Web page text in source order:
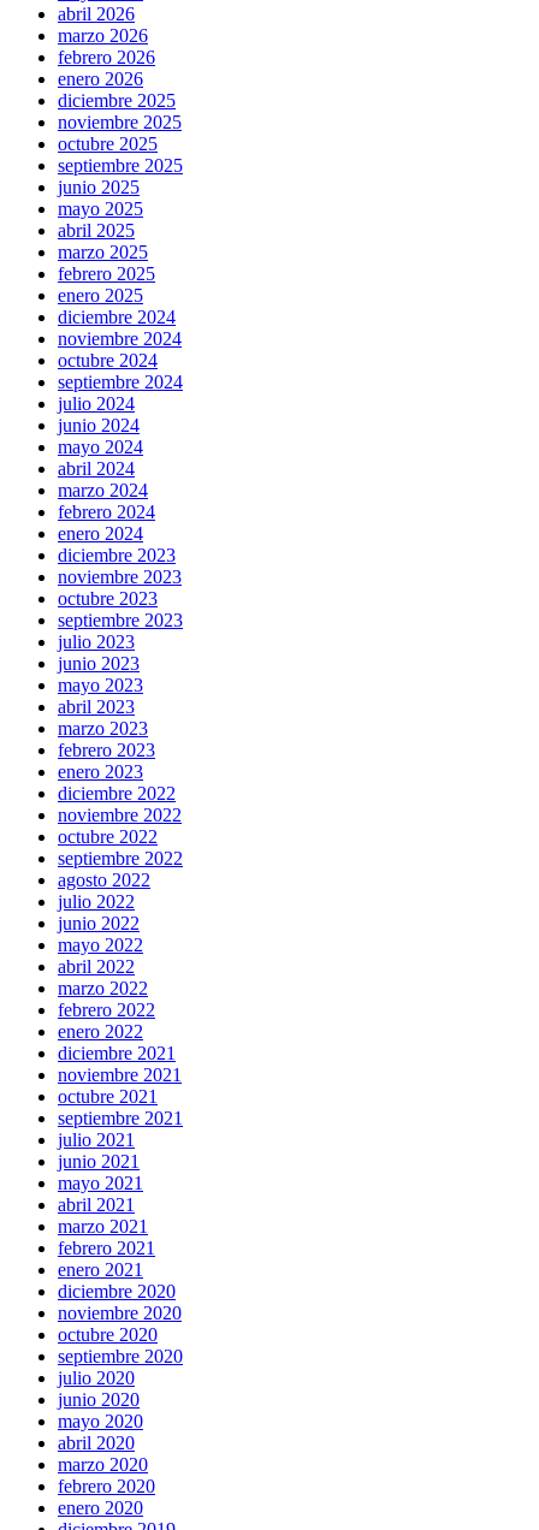
abril 2026
marzo 2026
febrero 2026
enero 2026
diciembre 2025
noviembre 2025
octubre 2025
septiembre 2025
junio 2025
mayo 2025
abril 2025
marzo 2025
febrero 2025
enero 2025
diciembre 2024
noviembre 2024
octubre 2024
septiembre 2024
julio 2024
junio 2024
mayo 2024
abril 2024
marzo 2024
febrero 2024
enero 2024
diciembre 2023
noviembre 2023
octubre 2023
septiembre 2023
julio 2023
junio 2023
mayo 2023
abril 2023
marzo 2023
febrero 2023
enero 2023
diciembre 2022
noviembre 2022
octubre 2022
septiembre 2022
agosto 2022
julio 2022
junio 2022
mayo 2022
abril 2022
marzo 2022
febrero 2022
enero 2022
diciembre 2021
noviembre 2021
octubre 2021
septiembre 2021
julio 2021
junio 2021
mayo 2021
abril 2021
marzo 2021
febrero 2021
enero 2021
diciembre 2020
noviembre 2020
octubre 2020
septiembre 2020
julio 2020
junio 2020
mayo 2020
abril 2020
marzo 2020
febrero 2020
enero 2020